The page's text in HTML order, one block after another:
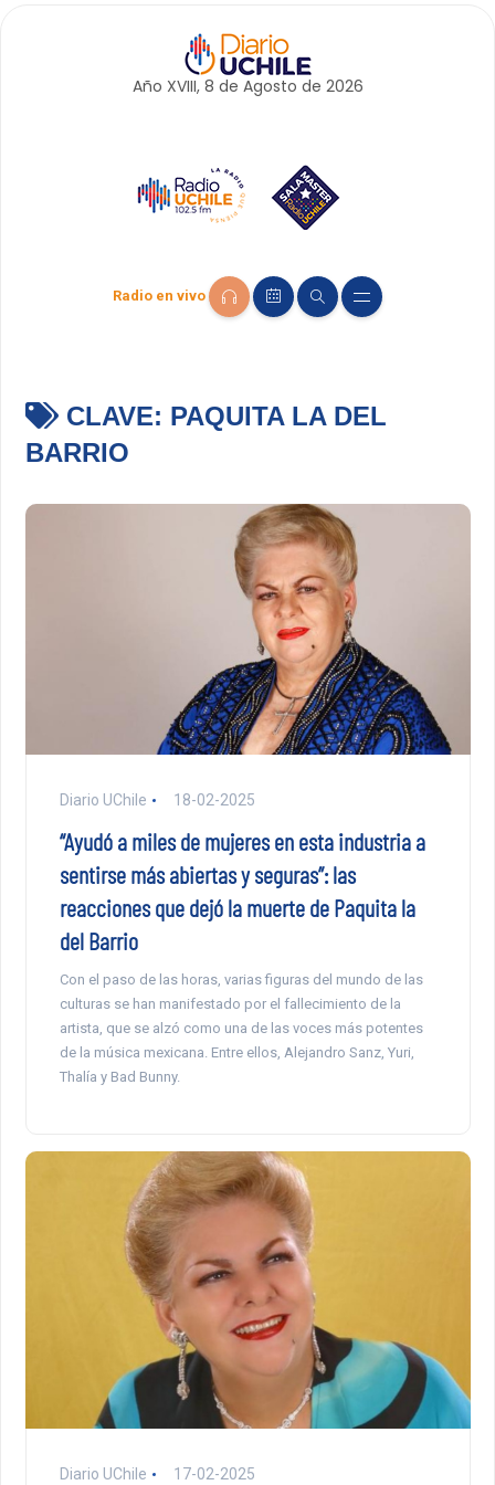
Año XVIII, 8 de Agosto de 2026
Radio en vivo
CLAVE: PAQUITA LA DEL
BARRIO
Diario UChile 18-02-2025
“Ayudó a miles de mujeres en esta industria a
sentirse más abiertas y seguras”: las
reacciones que dejó la muerte de Paquita la
del Barrio
Con el paso de las horas, varias figuras del mundo de las
culturas se han manifestado por el fallecimiento de la
artista, que se alzó como una de las voces más potentes
de la música mexicana. Entre ellos, Alejandro Sanz, Yuri,
Thalía y Bad Bunny.
Diario UChile 17-02-2025